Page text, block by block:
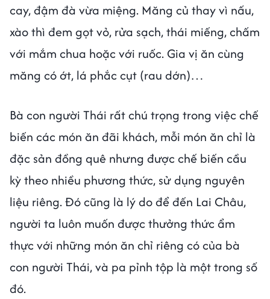
cay, đậm đà vừa miệng. Măng củ thay vì nấu,
xào thì đem gọt vỏ, rửa sạch, thái miếng, chấm
với mắm chua hoặc với ruốc. Gia vị ăn cùng
măng có ớt, lá phắc cụt (rau dớn)…
Bà con người Thái rất chú trọng trong việc chế
biến các món ăn đãi khách, mỗi món ăn chỉ là
đặc sản đồng quê nhưng được chế biến cầu
kỳ theo nhiều phương thức, sử dụng nguyên
liệu riêng. Đó cũng là lý do để đến Lai Châu,
người ta luôn muốn được thưởng thức ẩm
thực với những món ăn chỉ riêng có của bà
con người Thái, và pa pỉnh tộp là một trong số
đó.